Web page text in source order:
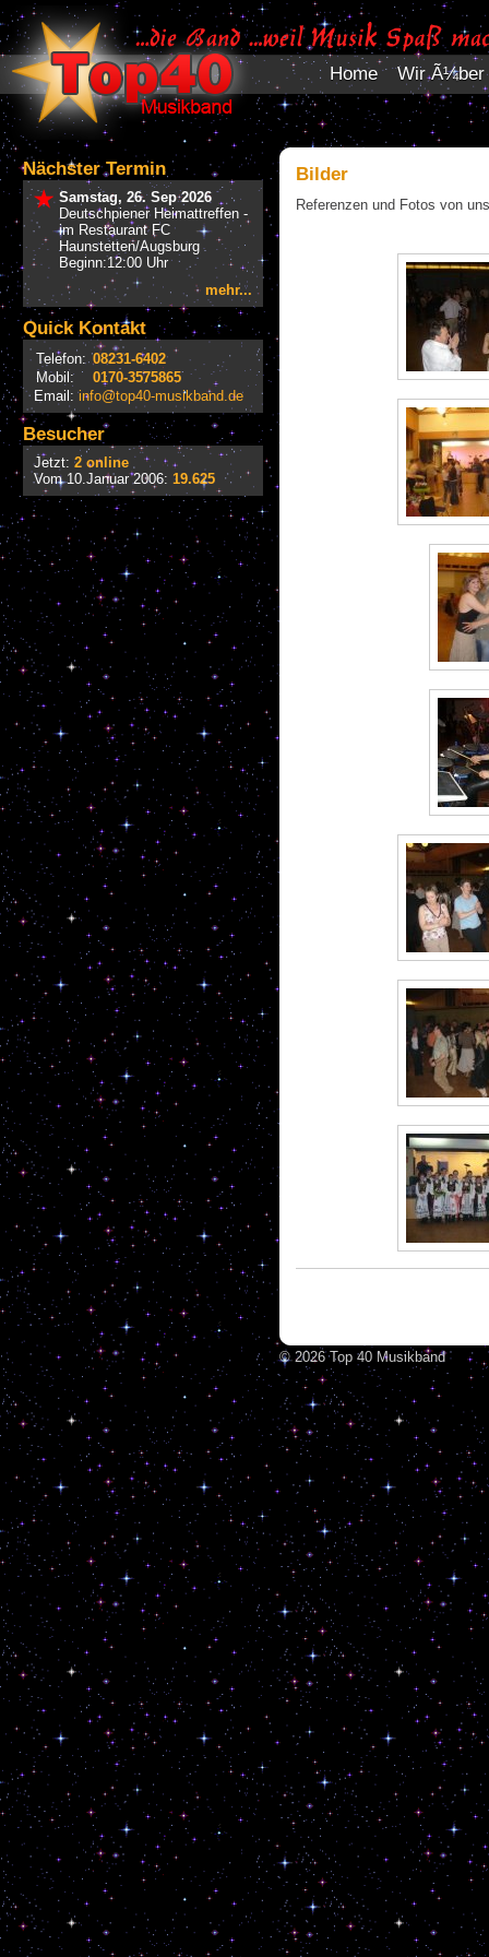
Home Wir Ã¼ber
Nächster Termin
Samstag, 26. Sep 2026
Deutschpiener Heimattreffen -
im Restaurant FC
Haunstetten/Augsburg
Beginn:12:00 Uhr
mehr...
Quick Kontakt
Telefon: 08231-6402
Mobil:
0170-3575865
Email:info@top40-musikband.de
Besucher
Jetzt: 2 online
Vom 10.Januar 2006: 19.625
Bilder
Referenzen und Fotos von
© 2026 Top 40 Musikband